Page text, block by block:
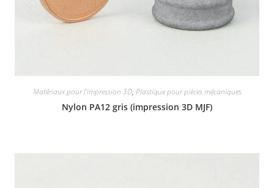
Matériaux pour l'impression 3D, Plastique pour pièces mécaniques
Nylon PA12 gris (impression 3D MJF)